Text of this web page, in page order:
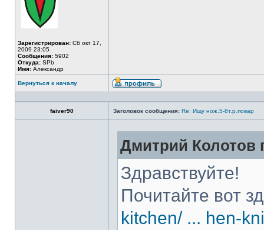
Зарегистрирован: Сб окт 17,
2009 23:05
Сообщения: 5902
Откуда: SPb
Имя: Александр
Вернуться к началу
faiver90 Заголовок сообщения: Re: Ищу нож.5-8т.р.повар
Дмитрий Колотов
Здравствуйте!
Почитайте вот
kitchen/ ... hen-